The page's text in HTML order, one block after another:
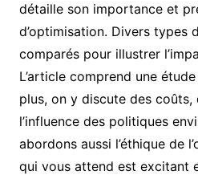
détaille son importance et
d’optimisation. Divers types
comparés pour illustrer
L’article comprend une
plus, on y discute des coûts,
l’influence des politiques
abordons aussi l’éthique de
qui vous attend est excitant